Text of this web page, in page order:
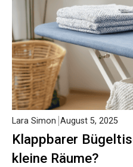
Klappbarer
kleine Räume?
Lara Simon August 5, 2025